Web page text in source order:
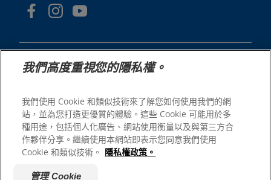
© 2025 Hill's Pet Nutrition, Inc.
All rights reserved.
As used herein, denotes registered trademark status
in the U.S. only; registration status in other
geographies may be different. Your use of this site is
subject to our terms.
我們高度重視您的隱私權。
我們使用 Cookie 和類似技術來了解您如何使用我們的網
站，並為您打造更優質的體驗。這些 Cookie 可能用於多
種用途，包括個人化廣告、網站使用衡量以及與第三方合
作夥伴分享。繼續使用本網站即表示您同意我們使用
Cookie 和類似技術。 隱私權政策。
管理 Cookie